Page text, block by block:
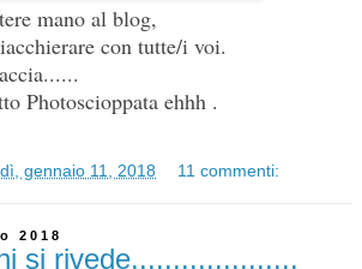
mano al blog,
con tutte/i voi.
Photoscioppata ehhh .
gennaio 11, 2018 11 commenti:
2018
si rivede....................